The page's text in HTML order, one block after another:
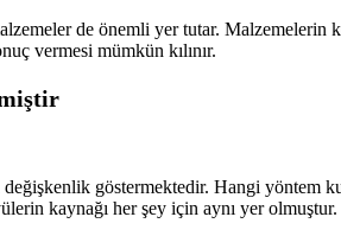
de önemli yer tutar.
vermesi mümkün kılınır.
göstermektedir. Hangi yöntem
kaynağı her şey için aynı yer olmuştur.